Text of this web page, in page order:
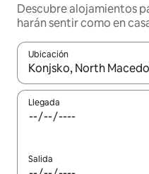
Descubre alojamientos
harán sentir como en
Ubicación
Cuando los resultados
Llegada
Salida